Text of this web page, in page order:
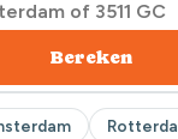
Bereken